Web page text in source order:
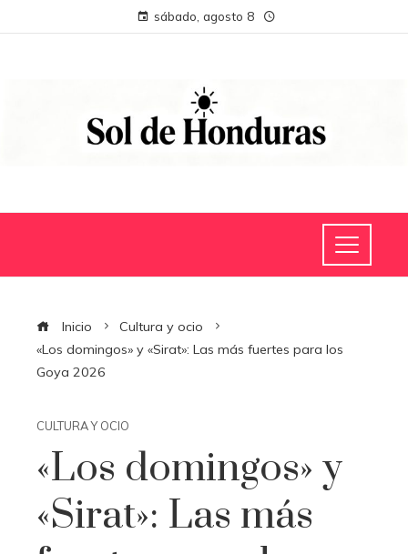
sábado, agosto 8
Inicio
Cultura y ocio
«Los domingos» y «Sirat»: Las más fuertes para los
Goya 2026
CULTURA Y OCIO
«Los domingos» y
«Sirat»: Las más